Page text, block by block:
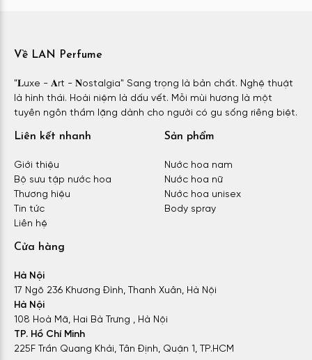
Về LAN Perfume
"𝐋uxe - 𝐀rt - 𝐍ostalgia" Sang trọng là bản chất. Nghệ thuật
là hình thái. Hoài niệm là dấu vết. Mỗi mùi hương là một
tuyên ngôn thầm lặng dành cho người có gu sống riêng biệt.
Liên kết nhanh
Giới thiệu
Bộ sưu tập nước hoa
Thương hiệu
Tin tức
Liên hệ
Sản phẩm
Nước hoa nam
Nước hoa nữ
Nước hoa unisex
Body spray
Cửa hàng
Hà Nội
17 Ngõ 236 Khương Đình, Thanh Xuân, Hà Nội
Hà Nội
108 Hoà Mã, Hai Bà Trưng , Hà Nội
TP. Hồ Chí Minh
225F Trần Quang Khải, Tân Định, Quận 1, TP.HCM